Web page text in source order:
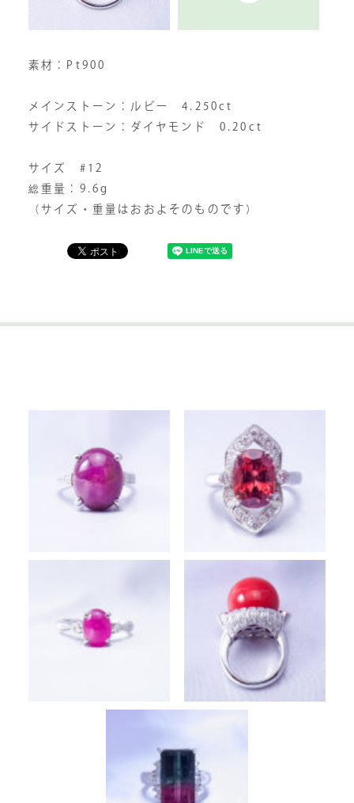
素材：Pt900
メインストーン：ルビー 4.250ct
サイドストーン：ダイヤモンド 0.20ct
サイズ #12
総重量：9.6g
（サイズ・重量はおおよそのものです）